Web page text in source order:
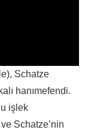
Schatze
hanımefendi.
işlek
Schatze’nin